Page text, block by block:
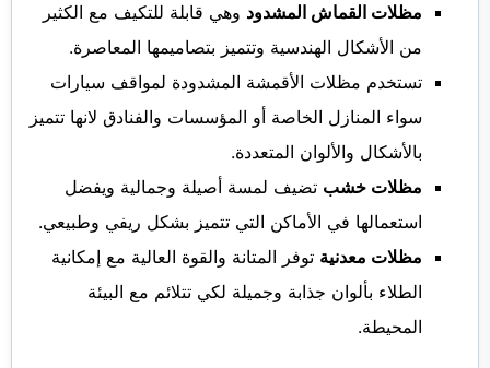
مظلات القماش المشدود وهي قابلة للتكيف مع الكثير
من الأشكال الهندسية وتتميز بتصاميمها المعاصرة.
تستخدم مظلات الأقمشة المشدودة لمواقف سيارات
سواء المنازل الخاصة أو المؤسسات والفنادق لانها تتميز
بالأشكال والألوان المتعددة.
مظلات خشب تضيف لمسة أصيلة وجمالية ويفضل
استعمالها في الأماكن التي تتميز بشكل ريفي وطبيعي.
مظلات معدنية توفر المتانة والقوة العالية مع إمكانية
الطلاء بألوان جذابة وجميلة لكي تتلائم مع البيئة
المحيطة.